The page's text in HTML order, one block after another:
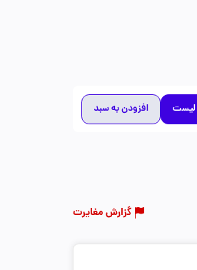
افزودن به سبد
گزارش مغایرت